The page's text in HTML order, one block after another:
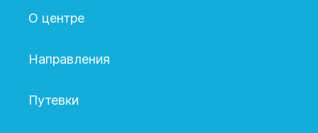
О центре
Направления
Путевки